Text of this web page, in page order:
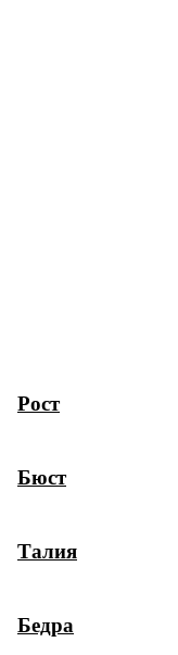
Рост
Бюст
Талия
Бедра